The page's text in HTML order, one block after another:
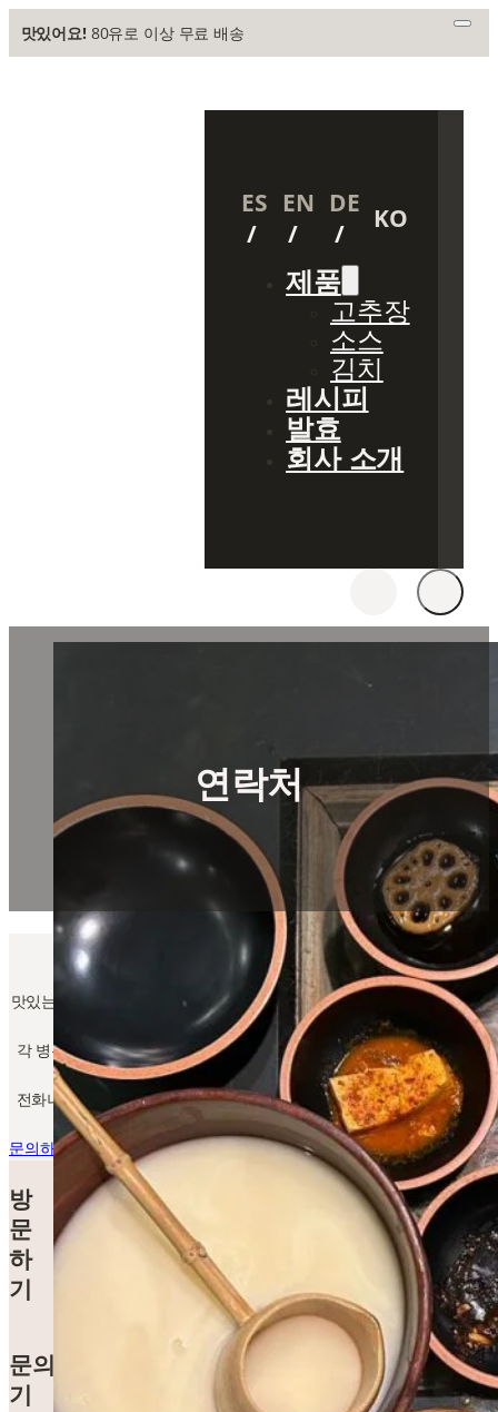
맛있어요!80유로 이상 무료 배송
ES EN DE KO
제품
고추장
소스
김치
레시피
발효
회사 소개
연락처
문의하기
맛있는 김치의 비하인드 스토리가 궁금하시거나 주문에 도움이 필요하
시면 메시지로 문의해 주세요.
각 병은 마요르카에서 정성스럽게 만들어지며, 맛만큼이나 훌륭한 서
비스에도 열정을 쏟고 있습니다.
전화나 이메일로 문의하세요. 기쁜 마음으로 최대한 빨리 연락드리겠
습니다.
문의하기전화 문의
방
문
하
기
주소
카레 드 기세르, 10
07001 팔마 데 마요르카
발레아레스 제도 / 스페인
BI_밥_제조_
문의하
기
이메일
office@bibap-manufacture.com